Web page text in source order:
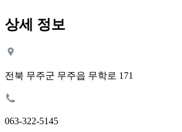
상세 정보
전북 무주군 무주읍 무학로 171
063-322-5145